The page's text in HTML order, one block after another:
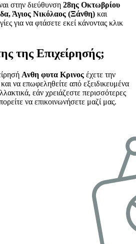
στην διεύθυνση 28ης Οκτωβρίου
Άγιος Νικόλαος (Ξάνθη) και
για να φτάσετε εκεί κάνοντας κλικ
της Επιχείρησής;
Ανθη φυτα Κρινος έχετε την
να επωφεληθείτε από εξειδικευμένα
εάν χρειάζεστε περισσότερες
να επικοινωνήσετε μαζί μας.